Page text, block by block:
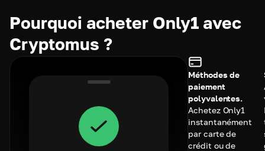
Pourquoi acheter Only1 avec
Cryptomus ?
Méthodes de
paiement
polyvalentes.
Achetez Only1
instantanément
par carte de
crédit ou de